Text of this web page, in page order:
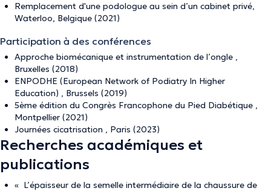
Remplacement d'une podologue au sein d’un cabinet privé,
Waterloo, Belgique (2021)
Participation à des conférences
Approche biomécanique et instrumentation de l’ongle ,
Bruxelles (2018)
ENPODHE (European Network of Podiatry In Higher
Education) , Brussels (2019)
5ème édition du Congrès Francophone du Pied Diabétique ,
Montpellier (2021)
Journées cicatrisation , Paris (2023)
Recherches académiques et
publications
« L’épaisseur de la semelle intermédiaire de la chaussure de